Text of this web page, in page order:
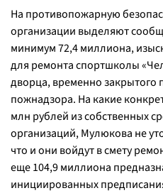
На противопожарную
организации выделяют
минимум 72,4 миллиона,
для ремонта спортшколы
дворца, временно
пожнадзора. На какие
млн рублей из собственных
организаций, Мулюкова не
что и они войдут в смету
еще 104,9 миллиона
инициированных